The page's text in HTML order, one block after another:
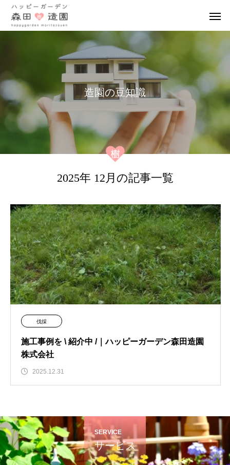
造園の豆知識
2025年 12月の記事一覧
伐採
施工事例を \ 紹介中 /｜ハッピーガーデン森田造園
株式会社
2025.12.31
SERVICE
サービス